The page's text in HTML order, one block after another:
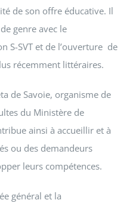
de son offre éducative. Il
genre avec le
S-SVT et de l’ouverture de
récemment littéraires.
de Savoie, organisme de
du Ministère de
ainsi à accueillir et à
ou des demandeurs
leurs compétences.
général et la